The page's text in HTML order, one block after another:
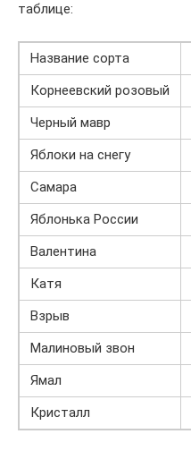
таблице:
Название сорта
Корнеевский розовый
Черный мавр
Яблоки на снегу
Самара
Яблонька России
Валентина
Катя
Взрыв
Малиновый звон
Ямал
Кристалл